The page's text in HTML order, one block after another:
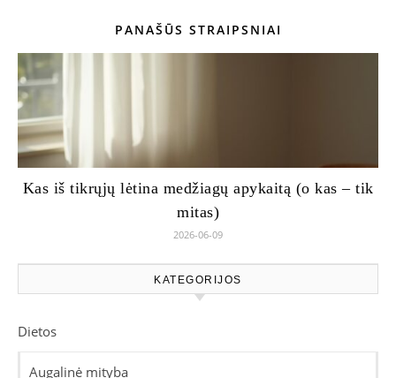
PANAŠŪS STRAIPSNIAI
Kas iš tikrųjų lėtina medžiagų apykaitą (o kas – tik
mitas)
2026-06-09
KATEGORIJOS
Dietos
Augalinė mityba